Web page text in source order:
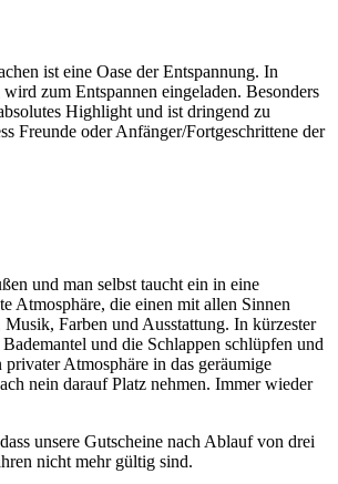
ist eine Oase der Entspannung. In
zum Entspannen eingeladen. Besonders
Highlight und ist dringend zu
Freunde oder Anfänger/Fortgeschrittene der
und man selbst taucht ein in eine
Atmosphäre, die einen mit allen Sinnen
Farben und Ausstattung. In kürzester
und die Schlappen schlüpfen und
Atmosphäre in das geräumige
nein darauf Platz nehmen. Immer wieder
unsere Gutscheine nach Ablauf von drei
nicht mehr gültig sind.